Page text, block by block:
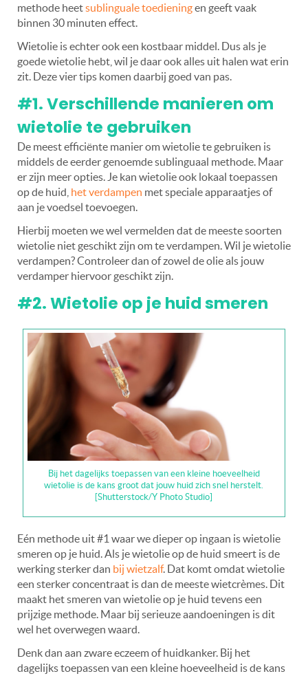
methode heetsublinguale toedieningen geeft vaak
binnen 30 minuten effect.
Wietolie is echter ook een kostbaar middel. Dus als je
goede wietolie hebt, wil je daar ook alles uit halen wat erin
zit. Deze vier tips komen daarbij goed van pas.
#1. Verschillende manieren om
wietolie te gebruiken
De meest efficiënte manier om wietolie te gebruiken is
middels de eerder genoemde sublinguaal methode. Maar
er zijn meer opties. Je kan wietolie ook lokaal toepassen
op de huid, het verdampen met speciale apparaatjes of
aan je voedsel toevoegen.
Hierbij moeten we wel vermelden dat de meeste soorten
wietolie niet geschikt zijn om te verdampen. Wil je wietolie
verdampen? Controleer dan of zowel de olie als jouw
verdamper hiervoor geschikt zijn.
#2. Wietolie op je huid smeren
Bij het dagelijks toepassen van een kleine hoeveelheid
wietolie is de kans groot dat jouw huid zich snel herstelt.
[Shutterstock/Y Photo Studio]
Eén methode uit #1 waar we dieper op ingaan is wietolie
smeren op je huid. Als je wietolie op de huid smeert is de
werking sterker dan bij wietzalf. Dat komt omdat wietolie
een sterker concentraat is dan de meeste wietcrèmes. Dit
maakt het smeren van wietolie op je huid tevens een
prijzige methode. Maar bij serieuze aandoeningen is dit
wel het overwegen waard.
Denk dan aan zware eczeem of huidkanker. Bij het
dagelijks toepassen van een kleine hoeveelheid is de kans